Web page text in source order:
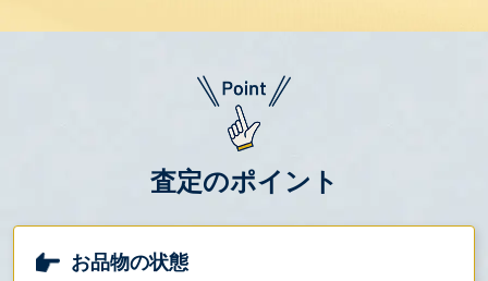
査定のポイント
お品物の状態